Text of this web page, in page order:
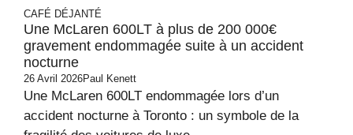
CAFÉ DÉJANTÉ
Une McLaren 600LT à plus de 200 000€
gravement endommagée suite à un accident
nocturne
26 Avril 2026Paul Kenett
Une McLaren 600LT endommagée lors d’un
accident nocturne à Toronto : un symbole de la